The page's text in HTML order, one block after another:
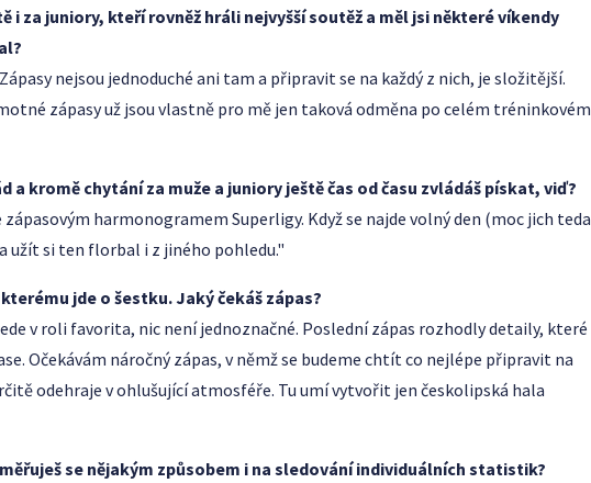
i za juniory, kteří rovněž hráli nejvyšší soutěž a měl jsi některé víkendy
nejsou jednoduché ani tam a připravit se na každý z nich, je složitější.
zápasy už jsou vlastně pro mě jen taková odměna po celém tréninkovém
a kromě chytání za muže a juniory ještě čas od času zvládáš pískat, viď?
harmonogramem Superligy. Když se najde volný den (moc jich teda
užít si ten florbal i z jiného pohledu."
jde o šestku. Jaký čekáš zápas?
v roli favorita, nic není jednoznačné. Poslední zápas rozhodly detaily, které
Očekávám náročný zápas, v němž se budeme chtít co nejlépe připravit na
odehraje v ohlušující atmosféře. Tu umí vytvořit jen českolipská hala
se nějakým způsobem i na sledování individuálních statistik?